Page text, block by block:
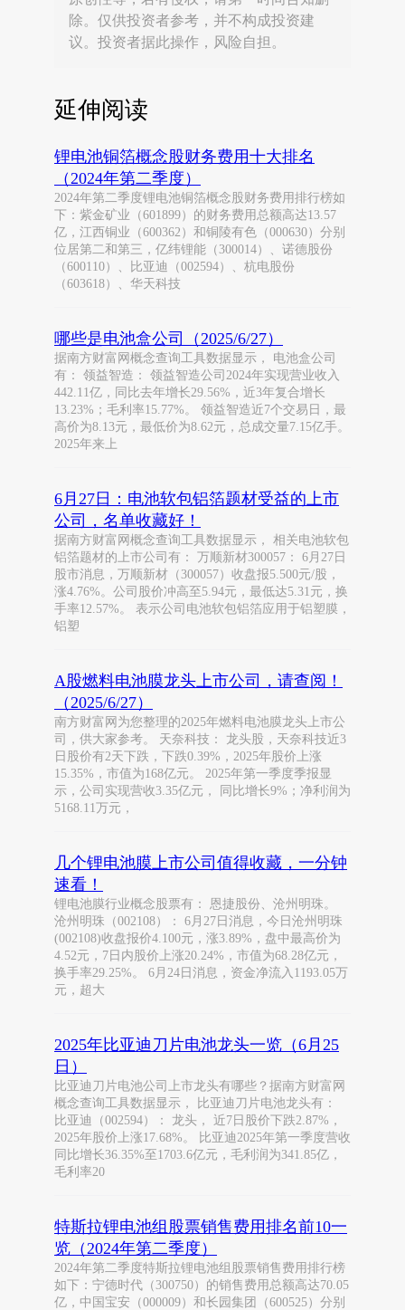
除。仅供投资者参考，并不构成投资建
议。投资者据此操作，风险自担。
延伸阅读
锂电池铜箔概念股财务费用十大排名
（2024年第二季度）
2024年第二季度锂电池铜箔概念股财务费用排行榜如
下：紫金矿业（601899）的财务费用总额高达13.57
亿，江西铜业（600362）和铜陵有色（000630）分别
位居第二和第三，亿纬锂能（300014）、诺德股份
（600110）、比亚迪（002594）、杭电股份
（603618）、华天科技
哪些是电池盒公司（2025/6/27）
据南方财富网概念查询工具数据显示， 电池盒公司
有： 领益智造： 领益智造公司2024年实现营业收入
442.11亿，同比去年增长29.56%，近3年复合增长
13.23%；毛利率15.77%。 领益智造近7个交易日，最
高价为8.13元，最低价为8.62元，总成交量7.15亿手。
2025年来上
6月27日：电池软包铝箔题材受益的上市
公司，名单收藏好！
据南方财富网概念查询工具数据显示， 相关电池软包
铝箔题材的上市公司有： 万顺新材300057： 6月27日
股市消息，万顺新材（300057）收盘报5.500元/股，
涨4.76%。公司股价冲高至5.94元，最低达5.31元，换
手率12.57%。 表示公司电池软包铝箔应用于铝塑膜，
铝塑
A股燃料电池膜龙头上市公司，请查阅！
（2025/6/27）
南方财富网为您整理的2025年燃料电池膜龙头上市公
司，供大家参考。 天奈科技： 龙头股，天奈科技近3
日股价有2天下跌，下跌0.39%，2025年股价上涨
15.35%，市值为168亿元。 2025年第一季度季报显
示，公司实现营收3.35亿元， 同比增长9%；净利润为
5168.11万元，
几个锂电池膜上市公司值得收藏，一分钟
速看！
锂电池膜行业概念股票有： 恩捷股份、沧州明珠。
沧州明珠（002108）： 6月27日消息，今日沧州明珠
(002108)收盘报价4.100元，涨3.89%，盘中最高价为
4.52元，7日内股价上涨20.24%，市值为68.28亿元，
换手率29.25%。 6月24日消息，资金净流入1193.05万
元，超大
2025年比亚迪刀片电池龙头一览（6月25
日）
比亚迪刀片电池公司上市龙头有哪些？据南方财富网
概念查询工具数据显示， 比亚迪刀片电池龙头有：
比亚迪（002594）： 龙头， 近7日股价下跌2.87%，
2025年股价上涨17.68%。 比亚迪2025年第一季度营收
同比增长36.35%至1703.6亿元，毛利润为341.85亿，
毛利率20
特斯拉锂电池组股票销售费用排名前10一
览（2024年第二季度）
2024年第二季度特斯拉锂电池组股票销售费用排行榜
如下：宁德时代（300750）的销售费用总额高达70.05
亿，中国宝安（000009）和长园集团（600525）分别